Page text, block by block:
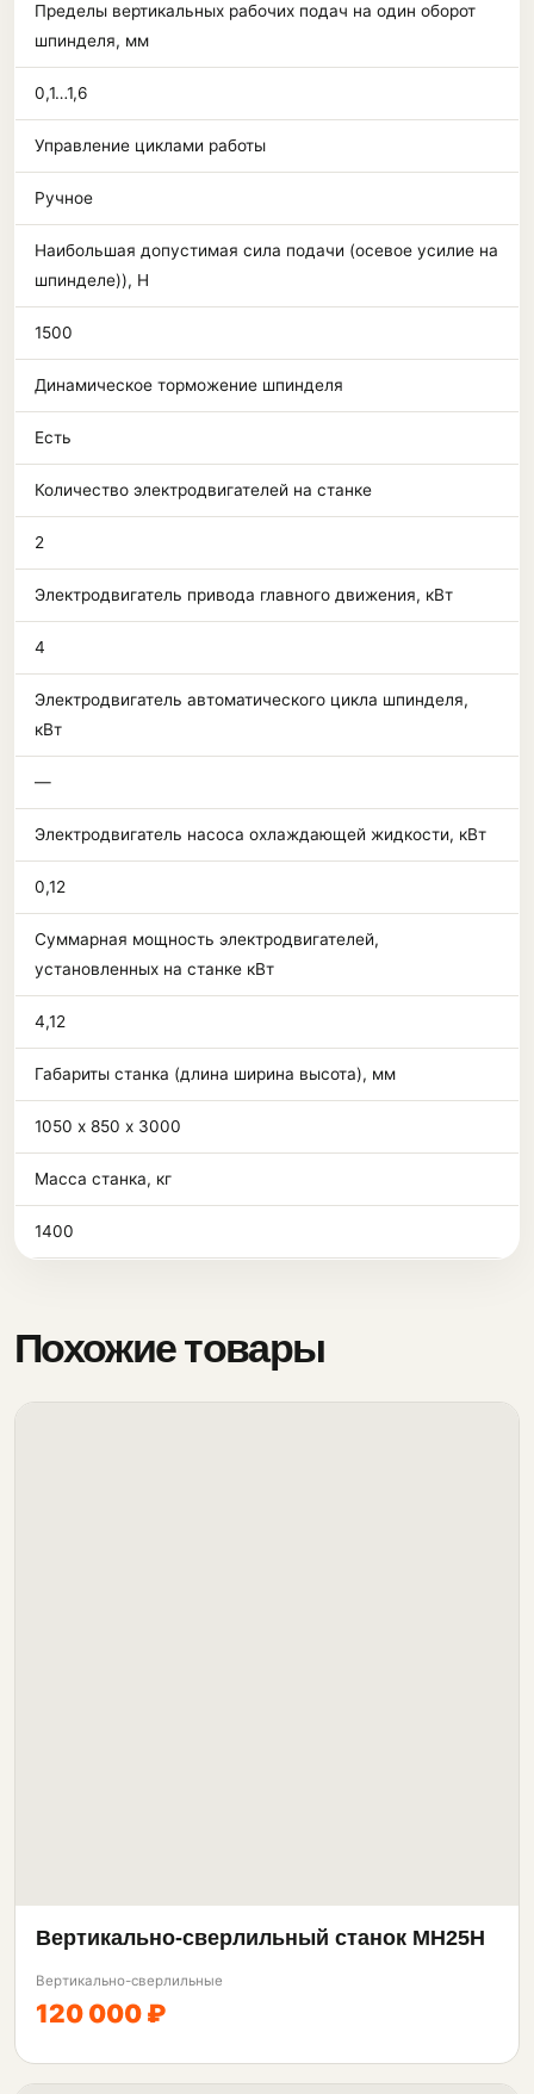
Пределы вертикальных рабочих подач на один оборот
шпинделя, мм
0,1…1,6
Управление циклами работы
Ручное
Наибольшая допустимая сила подачи (осевое усилие на
шпинделе)), Н
1500
Динамическое торможение шпинделя
Есть
Количество электродвигателей на станке
2
Электродвигатель привода главного движения, кВт
4
Электродвигатель автоматического цикла шпинделя,
кВт
—
Электродвигатель насоса охлаждающей жидкости, кВт
0,12
Суммарная мощность электродвигателей,
установленных на станке кВт
4,12
Габариты станка (длина ширина высота), мм
1050 х 850 х 3000
Масса станка, кг
1400
Похожие товары
Вертикально-сверлильный станок МН25Н
Вертикально-сверлильные
120 000 ₽